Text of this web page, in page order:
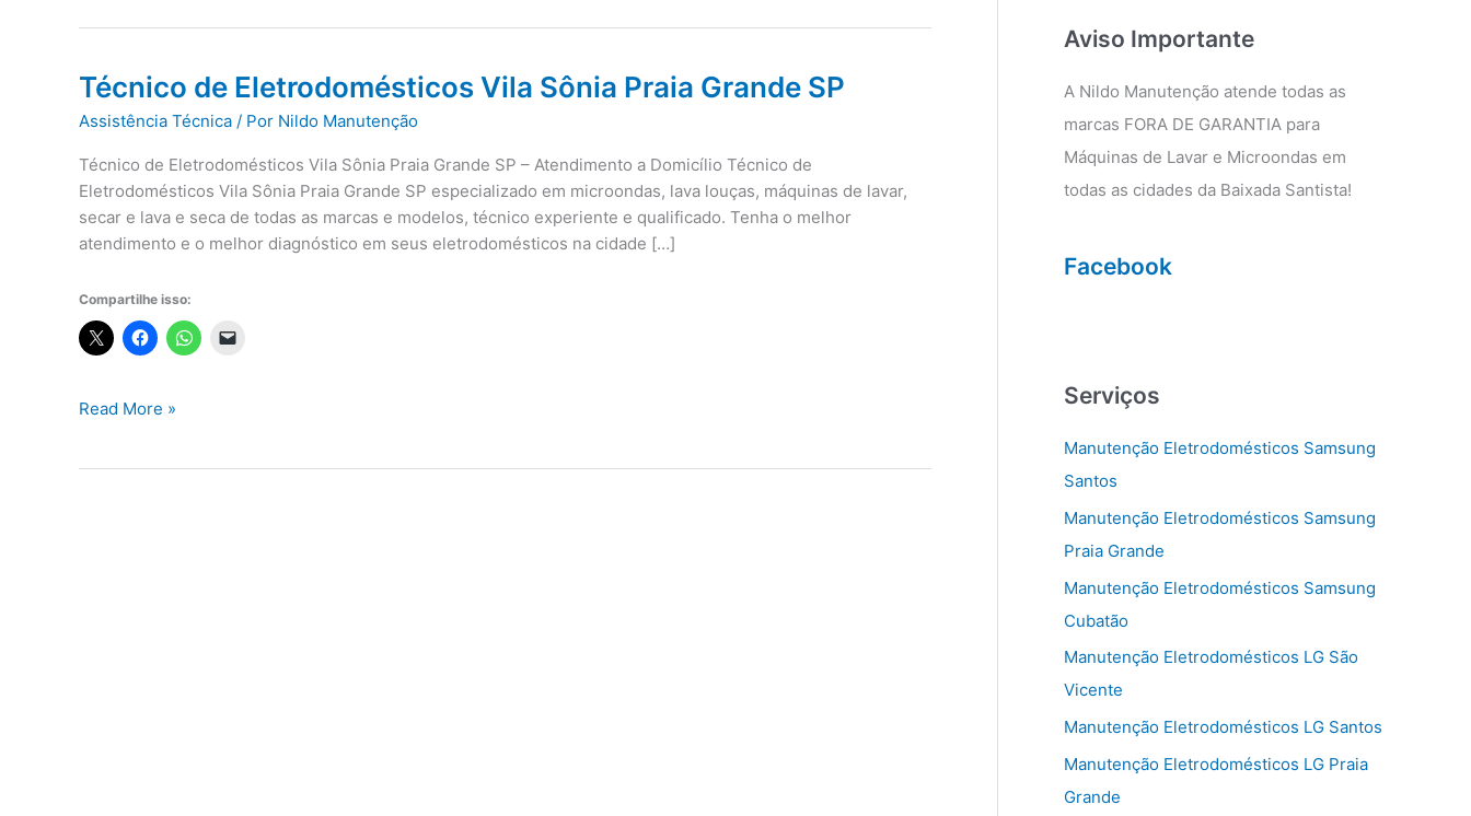
Técnico de Eletrodomésticos Vila Sônia Praia Grande SP
Assistência Técnica / Por Nildo Manutenção
Técnico de Eletrodomésticos Vila Sônia Praia Grande SP – Atendimento a Domicílio Técnico de
Eletrodomésticos Vila Sônia Praia Grande SP especializado em microondas, lava louças, máquinas de lavar,
secar e lava e seca de todas as marcas e modelos, técnico experiente e qualificado. Tenha o melhor
atendimento e o melhor diagnóstico em seus eletrodomésticos na cidade […]
Compartilhe isso:
Técnico
Read More »
a k
Aviso Importante
A Nildo Manutenção atende todas as
marcas FORA DE GARANTIA para
Máquinas de Lavar e Microondas em
todas as cidades da Baixada Santista!
Facebook
Serviços
Manutenção Eletrodomésticos Samsung
Santos
Manutenção Eletrodomésticos Samsung
Praia Grande
Manutenção Eletrodomésticos Samsung
Cubatão
Manutenção Eletrodomésticos LG São
Vicente
Manutenção Eletrodomésticos LG Santos
Manutenção Eletrodomésticos LG Praia
Grande